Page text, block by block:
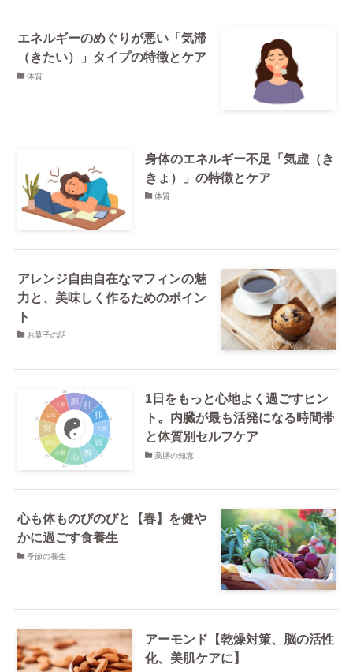
エネルギーのめぐりが悪い「気滞
（きたい）」タイプの特徴とケア
体質
身体のエネルギー不足「気虚（き
きょ）」の特徴とケア
体質
アレンジ自由自在なマフィンの魅
力と、美味しく作るためのポイン
ト
お菓子の話
1日をもっと心地よく過ごすヒン
ト。内臓が最も活発になる時間帯
と体質別セルフケア
薬膳の知恵
心も体ものびのびと【春】を健や
かに過ごす食養生
季節の養生
アーモンド【乾燥対策、脳の活性
化、美肌ケアに】